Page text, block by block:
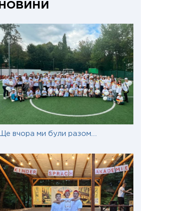
НОВИНИ
Ще вчора ми були разом…